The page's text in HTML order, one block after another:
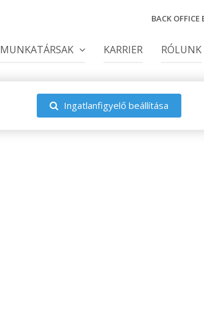
BACK OFFICE
MUNKATÁRSAK KARRIER RÓLUNK
Ingatlanfigyelő beállítása